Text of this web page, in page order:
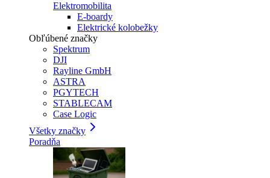
Elektromobilita
E-boardy
Elektrické kolobežky
Obľúbené značky
Spektrum
DJI
Rayline GmbH
ASTRA
PGYTECH
STABLECAM
Case Logic
Všetky značky
Poradňa